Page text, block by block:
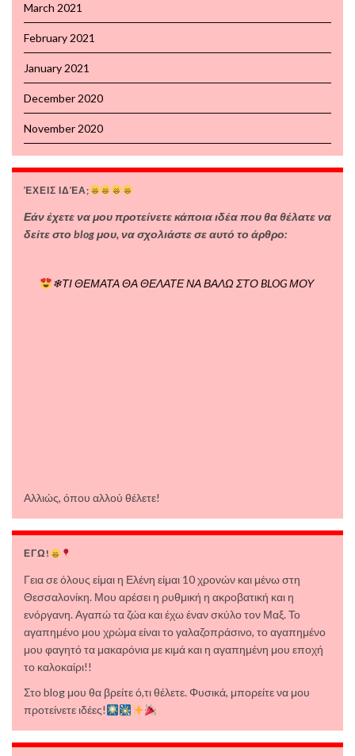
March 2021
February 2021
January 2021
December 2020
November 2020
ΈΧΕΙΣ ΙΔΈΑ;
Εάν έχετε να μου προτείνετε κάποια ιδέα που θα θέλατε να
δείτε στο blog μου, να σχολιάστε σε αυτό το άρθρο:
❄ΤΙ ΘΕΜΑΤΑ ΘΑ ΘΕΛΑΤΕ ΝΑ ΒΑΛΩ ΣΤΟ BLOG ΜΟΥ
Αλλιώς, όπου αλλού θέλετε!
ΕΓΩ!
Γεια σε όλους είμαι η Ελένη είμαι 10 χρονών και μένω στη
Θεσσαλονίκη. Μου αρέσει η ρυθμική η ακροβατική και η
ενόργανη. Αγαπώ τα ζώα και έχω έναν σκύλο τον Μαξ. Το
αγαπημένο μου χρώμα είναι το γαλαζοπράσινο, το αγαπημένο
μου φαγητό τα μακαρόνια με κιμά και η αγαπημένη μου εποχή
το καλοκαίρι!!
Στο blog μου θα βρείτε ό,τι θέλετε. Φυσικά, μπορείτε να μου
προτείνετε ιδέες!